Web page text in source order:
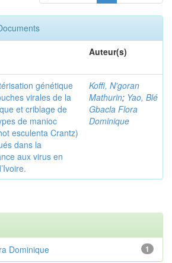
Auteur(s)
génétique
virales de la
et criblage de
de manioc
esculenta Crantz)
dans la
aux virus en
Koffi, N'goran
Mathurin; Yao, Blé
Gbacla Flora
Dominique
1
Dominique